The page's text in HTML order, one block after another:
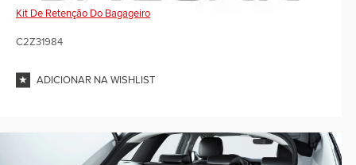
Kit De Retenção Do Bagageiro
C2Z31984
ADICIONAR NA WISHLIST